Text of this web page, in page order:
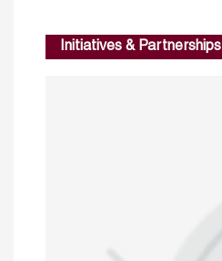
Initiatives & Partnerships